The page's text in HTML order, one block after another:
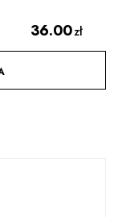
36.00zł